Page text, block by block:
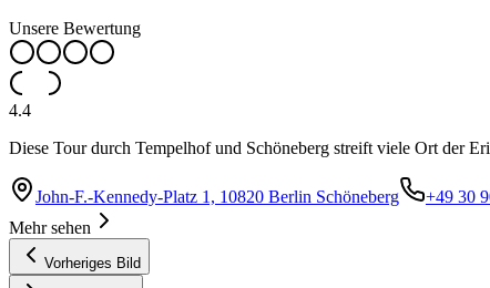
Unsere Bewertung
4.4
Diese Tour durch Tempelhof und Schöneberg streift viele Ort der
John-F.-Kennedy-Platz 1, 10820 Berlin Schöneberg +49 30
Mehr sehen
Vorheriges Bild